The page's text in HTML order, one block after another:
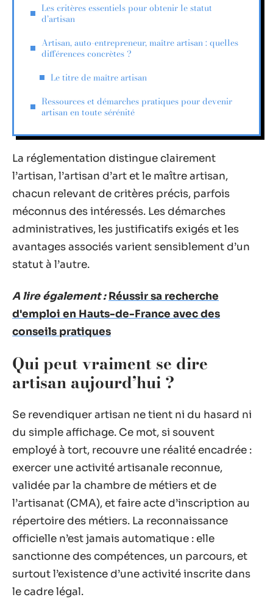
Les critères essentiels pour obtenir le statut
d’artisan
Artisan, auto-entrepreneur, maître artisan : quelles
différences concrètes ?
Le titre de maître artisan
Ressources et démarches pratiques pour devenir
artisan en toute sérénité
La réglementation distingue clairement
l’artisan, l’artisan d’art et le maître artisan,
chacun relevant de critères précis, parfois
méconnus des intéressés. Les démarches
administratives, les justificatifs exigés et les
avantages associés varient sensiblement d’un
statut à l’autre.
A lire également : Réussir sa recherche
d'emploi en Hauts-de-France avec des
conseils pratiques
Qui peut vraiment se dire
artisan aujourd’hui ?
Se revendiquer artisan ne tient ni du hasard ni
du simple affichage. Ce mot, si souvent
employé à tort, recouvre une réalité encadrée :
exercer une activité artisanale reconnue,
validée par la chambre de métiers et de
l’artisanat (CMA), et faire acte d’inscription au
répertoire des métiers. La reconnaissance
officielle n’est jamais automatique : elle
sanctionne des compétences, un parcours, et
surtout l’existence d’une activité inscrite dans
le cadre légal.